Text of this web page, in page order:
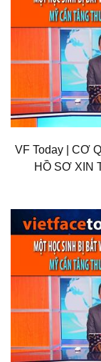
VF Today | CƠ
HỒ SƠ XIN